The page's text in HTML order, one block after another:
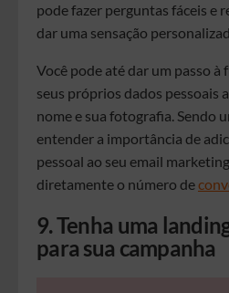
pode fazer perguntas fáceis e
dar uma sensação
Você pode até dar um passo
seus próprios dados pessoais
nome e sua fotografia. Sendo
entender a importância de
pessoal ao seu email
diretamente o número de
9. Tenha uma
para sua campanha